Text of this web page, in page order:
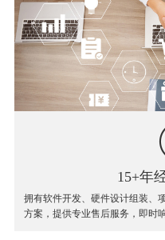
15+年
拥有软件开发、硬件设计组装、
方案，提供专业售后服务，即时响